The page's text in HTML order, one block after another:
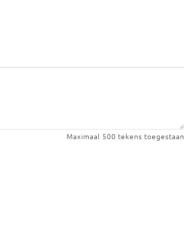
Maximaal 500 tekens toegestaan